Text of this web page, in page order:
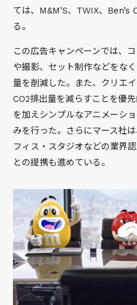
ては、M&M’S、TWIX、
る。
この広告キャンペーンでは、
や撮影、セット制作などをな
量を削減した。また、クリエ
CO2排出量を減らすことを優
を加えシンプルなアニメーシ
みを行った。さらにマース社
フィス・スタジオなどの業界
との提携も進めている。